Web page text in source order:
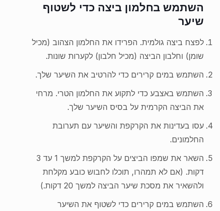
השתמש בחלמון ביצה כדי לשטוף
שיער
לפצח ביצה גולמית. הפרידו את החלמון הצהוב (מכיל
שומן) וחלבון הביצה (מכיל חלבון) לקערות שונות.
השתמש במים קרירים כדי להרטיב את השיער שלך.
השתמש באצבע כדי לתקוע את החלמון הטרי. מרחי
את הביצה הקרמית על בסיס השיער שלך.
עסו בעדינות את הקרקפת והשיער עם תערובת
החלמונים.
השאר את שמפו הביצים על הקרקפת למשך 1 עד 3
דקות. (אם לא תמהרו, תוכלו לחבוש כובע מקלחת
ולהשאיר את מסכת שיער הביצה למשך 20 דקות.)
השתמש במים קרירים כדי לשטוף את השיער